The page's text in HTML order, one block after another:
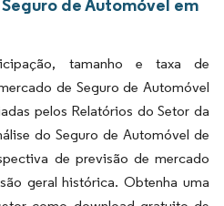
de Automóvel em
tamanho e taxa de
de Seguro de Automóvel
pelos Relatórios do Setor da
do Seguro de Automóvel de
de previsão de mercado
geral histórica. Obtenha uma